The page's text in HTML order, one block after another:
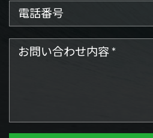
電話番号
お問い合わせ内容